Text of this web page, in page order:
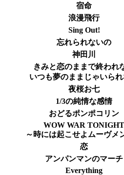
宿命
浪漫飛行
Sing Out!
忘れられないの
神田川
きみと恋のままで終われ
いつも夢のままじゃいら
夜桜お七
1/3の純情な感情
おどるポンポコリン
WOW WAR TONIGHT
～時には起こせよムーヴメ
恋
アンパンマンのマーチ
Everything